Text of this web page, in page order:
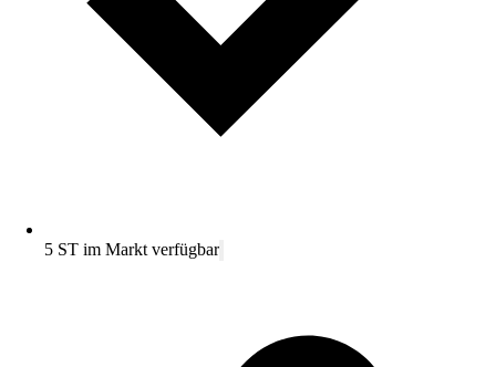
5 ST im Markt verfügbar